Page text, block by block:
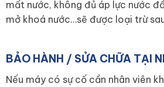
mất nước, không đủ áp lực nước
mở khoá nước…sẽ được loại trừ
BẢO HÀNH / SỬA CHỮA TẠI
Nếu máy có sự cố cần nhân viên